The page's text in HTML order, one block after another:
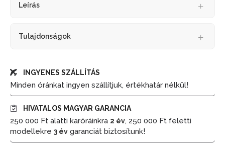
Leírás
Tulajdonságok
INGYENES SZÁLLÍTÁS
Minden óránkat ingyen szállítjuk, értékhatár nélkül!
HIVATALOS MAGYAR GARANCIA
250 000 Ft alatti karóráinkra 2 év, 250 000 Ft feletti
modellekre 3 év garanciát biztosítunk!